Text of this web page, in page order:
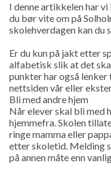
I denne artikkelen har
du bør vite om på
skolehverdagen kan du
Er du kun på jakt etter
alfabetisk slik at det
punkter har også
nettsiden vår eller
Bli med andre hjem
Når elever skal bli med
hjemmefra. Skolen
ringe mamma eller
etter skoletid. Melding
på annen måte enn